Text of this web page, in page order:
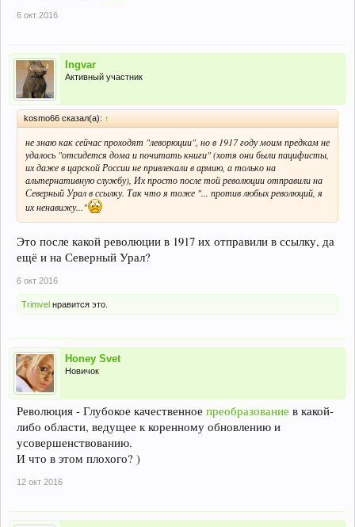
6 окт 2016
Ingvar
Активный участник
kosmo66 сказал(а): ↑
не знаю как сейчас проходят "леворюции", но в 1917 году моим предкам не
удалось "отсидется дома и почитать книги" (хотя они были пацифисты,
их даже в царской России не привлекали в армию, а только на
альтернативную службу), Их просто после той революции отправили на
Северный Урал в ссылку. Так что я тоже "... против любых революций, я
их ненавижу..."
Это после какой революции в 1917 их отправили в ссылку, да
ещё и на Северный Урал?
6 окт 2016
Trimvel нравится это.
Honey Svet
Новичок
Революция - Глубокое качественное преобразование в какой-
либо области, ведущее к коренному обновлению и
усовершенствованию.
И что в этом плохого? )
12 окт 2016